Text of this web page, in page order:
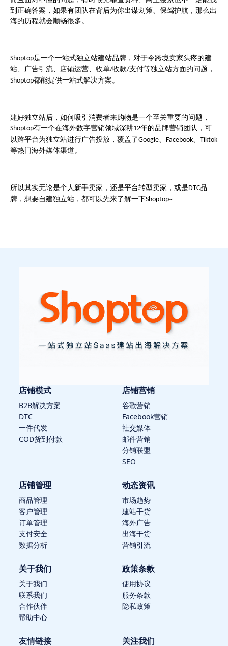
到正确答案，如果有团队在背后为你出谋划策、保驾护航，那么出
海的历程就会顺畅很多。
Shoptop是一个一站式独立站建站品牌，对于令跨境卖家头疼的建
站、广告引流、店铺运营、收单/收款/支付等独立站方面的问题，
Shoptop都能提供一站式解决方案。
建好独立站后，如何吸引消费者来购物是一个至关重要的问题，
Shoptop有一个在海外数字营销领域深耕12年的品牌营销团队，可
以跨平台为独立站进行广告投放，覆盖了Google Facebook
Tiktok
等热门海外媒体渠道。
所以其实无论是个人新手卖家，还是平台转型卖家，或是 DTC品
牌，想要自建独立站，都可以先来了解一下Shoptop~
店铺模式
B2B解决方案
DTC
一件代发
COD货到付款
店铺营销
谷歌营销
Facebook营销
社交媒体
邮件营销
分销联盟
SEO
店铺管理
商品管理
客户管理
订单管理
支付安全
数据分析
动态资讯
市场趋势
建站干货
海外广告
出海干货
营销引流
关于我们
关于我们
联系我们
合作伙伴
帮助中心
政策条款
使用协议
服务条款
隐私政策
友情链接 关注我们